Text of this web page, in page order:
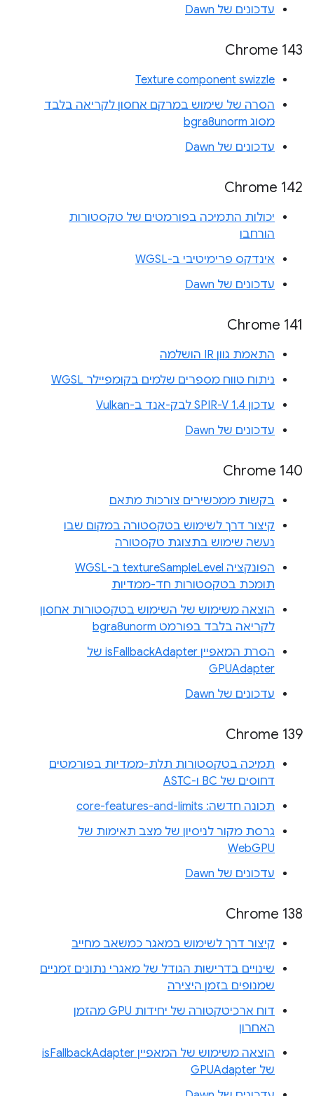
עדכונים של Dawn
Chrome 143
Texture component swizzle
הסרה של שימוש במרקם אחסון לקריאה בלבד
מסוג bgra8unorm
עדכונים של Dawn
Chrome 142
יכולות התמיכה בפורמטים של טקסטורות
הורחבו
אינדקס פרימיטיבי ב-WGSL
עדכונים של Dawn
Chrome 141
התאמת גוון IR הושלמה
ניתוח טווח מספרים שלמים בקומפיילר WGSL
עדכון SPIR-V 1.4 לבק-אנד ב-Vulkan
עדכונים של Dawn
Chrome 140
בקשות ממכשירים צורכות מתאם
קיצור דרך לשימוש בטקסטורה במקום שבו
נעשה שימוש בתצוגת טקסטורה
הפונקציה textureSampleLevel ב-WGSL
תומכת בטקסטורות חד-ממדיות
הוצאה משימוש של השימוש בטקסטורות אחסון
לקריאה בלבד בפורמט bgra8unorm
הסרת המאפיין isFallbackAdapter של
GPUAdapter
עדכונים של Dawn
Chrome 139
תמיכה בטקסטורות תלת-ממדיות בפורמטים
דחוסים של BC ו-ASTC
תכונה חדשה: core-features-and-limits
גרסת מקור לניסיון של מצב תאימות של
WebGPU
עדכונים של Dawn
Chrome 138
קיצור דרך לשימוש במאגר כמשאב מחייב
שינויים בדרישות הגודל של מאגרי נתונים זמניים
שמנופים בזמן היצירה
דוח ארכיטקטורה של יחידות GPU מהזמן
האחרון
הוצאה משימוש של המאפיין isFallbackAdapter
של GPUAdapter